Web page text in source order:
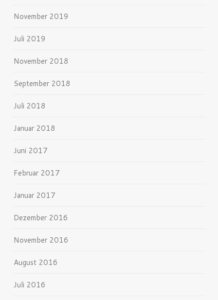
November 2019
Juli 2019
November 2018
September 2018
Juli 2018
Januar 2018
Juni 2017
Februar 2017
Januar 2017
Dezember 2016
November 2016
August 2016
Juli 2016